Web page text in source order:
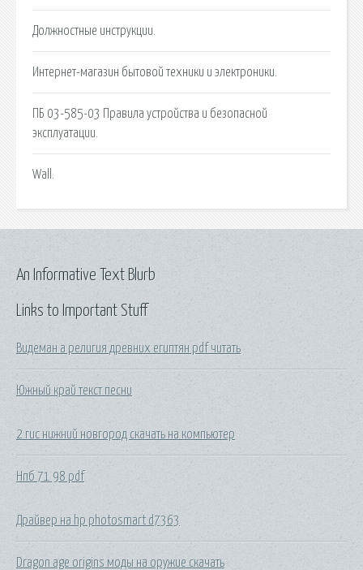
Должностные инструкции.
Интернет-магазин бытовой техники и электроники.
ПБ 03-585-03 Правила устройства и безопасной
эксплуатации.
Wall.
Links to Important Stuff
Видеман а религия древних египтян pdf читать
Южный край текст песни
2 гис нижний новгород скачать на компьютер
Нпб 71 98 pdf
Драйвер на hp photosmart d7363
Dragon age origins моды на оружие скачать
An Informative Text Blurb